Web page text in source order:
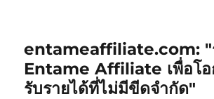
entameaffiliate.com: "
Entame Affiliate เพื่อโอ
รับรายได้ที่ไม่มีขีดจำกัด"